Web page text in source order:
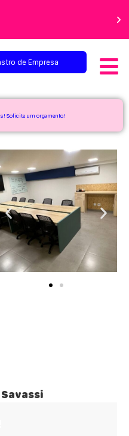
de Empresa
Solicite um orçamento!
Savassi